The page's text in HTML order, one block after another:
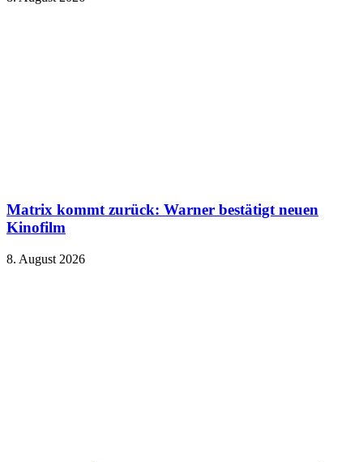
Matrix kommt zurück: Warner bestätigt neuen
Kinofilm
8. August 2026